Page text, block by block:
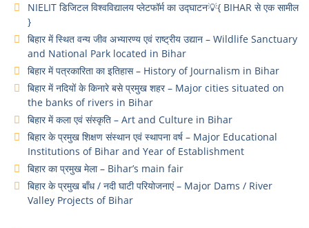
NIELIT डिजिटल विश्वविद्यालय प्लेटफॉर्म का उद्घाटन💡{ BIHAR से एक सामील
}
बिहार में स्थित वन्य जीव अभ्यारण्य एवं राष्ट्रीय उद्यान – Wildlife Sanctuary
and National Park located in Bihar
बिहार में पत्रकारिता का इतिहास – History of Journalism in Bihar
बिहार में नदियों के किनारे बसे प्रमुख शहर – Major cities situated on
the banks of rivers in Bihar
बिहार में कला एवं संस्कृति – Art and Culture in Bihar
बिहार के प्रमुख शिक्षण संस्थान एवं स्थापना वर्ष – Major Educational
Institutions of Bihar and Year of Establishment
बिहार का प्रमुख मेला – Bihar’s main fair
बिहार के प्रमुख बाँध / नदी घाटी परियोजनाएं – Major Dams / River
Valley Projects of Bihar